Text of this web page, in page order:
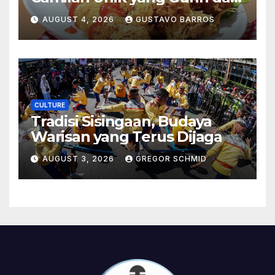
Bikin Nagih
AUGUST 4, 2026 GUSTAVO BARROS
CULTURE
Tradisi Sisingaan, Budaya
Warisan yang Terus Dijaga
AUGUST 3, 2026 GREGOR SCHMID